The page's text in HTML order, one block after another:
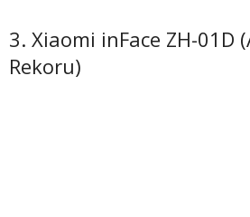
3. Xiaomi inFace ZH-01D
Rekoru)